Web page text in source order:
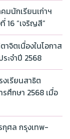
มนักเรียนเก่าฯ
16 “เจริญสี”
จิตเนื่องในโอกาส
ะจำปี 2568
เรียนสาธิต
ศึกษา 2568 เมื่อ
กุศล กรุงเทพ-